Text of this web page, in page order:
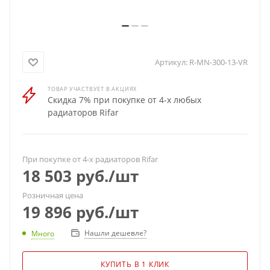
Артикул: R-MN-300-13-VR
ТОВАР УЧАСТВУЕТ В АКЦИЯХ
Скидка 7% при покупке от 4-х любых
радиаторов Rifar
При покупке от 4-х радиаторов Rifar
18 503 руб./шт
Розничная цена
19 896 руб./шт
Много Нашли дешевле?
КУПИТЬ В 1 КЛИК